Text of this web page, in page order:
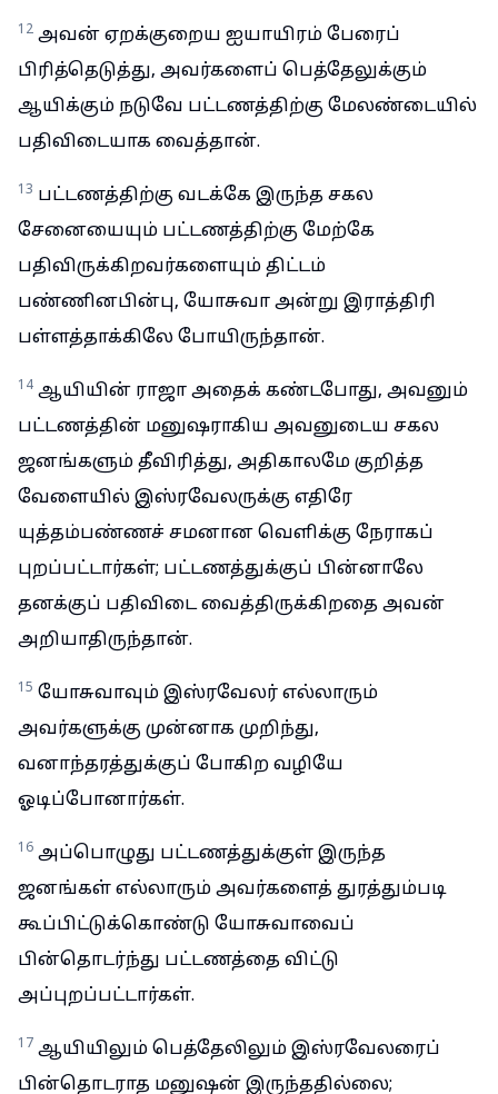
12 அவன் ஏறக்குறைய ஐயாயிரம் பேரைப்
பிரித்தெடுத்து, அவர்களைப் பெத்தேலுக்கும்
ஆயிக்கும் நடுவே பட்டணத்திற்கு மேலண்டையில்
பதிவிடையாக வைத்தான்.
13 பட்டணத்திற்கு வடக்கே இருந்த சகல
சேனையையும் பட்டணத்திற்கு மேற்கே
பதிவிருக்கிறவர்களையும் திட்டம்
பண்ணினபின்பு, யோசுவா அன்று இராத்திரி
பள்ளத்தாக்கிலே போயிருந்தான்.
14 ஆயியின் ராஜா அதைக் கண்டபோது, அவனும்
பட்டணத்தின் மனுஷராகிய அவனுடைய சகல
ஜனங்களும் தீவிரித்து, அதிகாலமே குறித்த
வேளையில் இஸ்ரவேலருக்கு எதிரே
யுத்தம்பண்ணச் சமனான வெளிக்கு நேராகப்
புறப்பட்டார்கள்; பட்டணத்துக்குப் பின்னாலே
தனக்குப் பதிவிடை வைத்திருக்கிறதை அவன்
அறியாதிருந்தான்.
15 யோசுவாவும் இஸ்ரவேலர் எல்லாரும்
அவர்களுக்கு முன்னாக முறிந்து,
வனாந்தரத்துக்குப் போகிற வழியே
ஓடிப்போனார்கள்.
16 அப்பொழுது பட்டணத்துக்குள் இருந்த
ஜனங்கள் எல்லாரும் அவர்களைத் துரத்தும்படி
கூப்பிட்டுக்கொண்டு யோசுவாவைப்
பின்தொடர்ந்து பட்டணத்தை விட்டு
அப்புறப்பட்டார்கள்.
17 ஆயியிலும் பெத்தேலிலும் இஸ்ரவேலரைப்
பின்தொடராத மனுஷன் இருந்ததில்லை;